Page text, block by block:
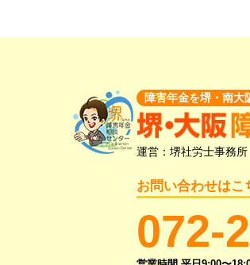
障害年金を堺・南大
運営：堺社労士事務
お問い合わせはこ
072-